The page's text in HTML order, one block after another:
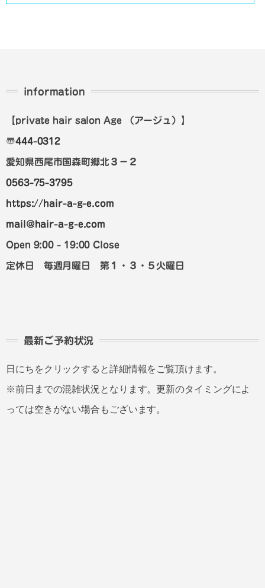
information
【private hair salon Age （アージュ） 】
〠444-0312
愛知県西尾市国森町郷北３－２
0563-75-3795
https://hair-a-g-e.com
mail@hair-a-g-e.com
Open 9:00 - 19:00 Close
定休日 毎週月曜日 第１・３・５火曜日
最新ご予約状況
日にちをクリックすると詳細情報をご覧頂けます。
※前日までの混雑状況となります。更新のタイミングによ
っては空きがない場合もございます。